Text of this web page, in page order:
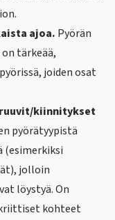
ajoa. Pyörän
tärkeää,
joiden osat
kiinnitykset
pyörätyypistä
(esimerkiksi
jolloin
löystyä. On
kohteet